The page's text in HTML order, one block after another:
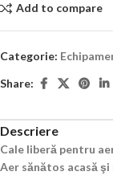
Add to compare
Categorie:
Share:
Descriere
Cale liberă pentru
Aer sănătos acasă şi